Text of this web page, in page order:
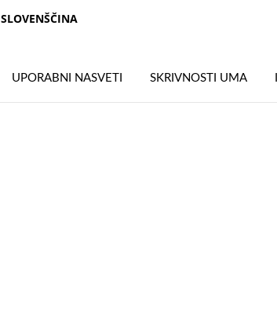
SLOVENŠČINA
UPORABNI NASVETI SKRIVNOSTI UMA